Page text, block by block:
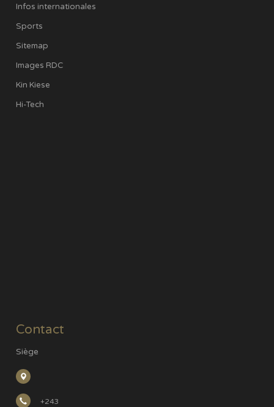
Infos internationales
Sports
Sitemap
Images RDC
Kin Kiese
Hi-Tech
Contact
Siège
+243